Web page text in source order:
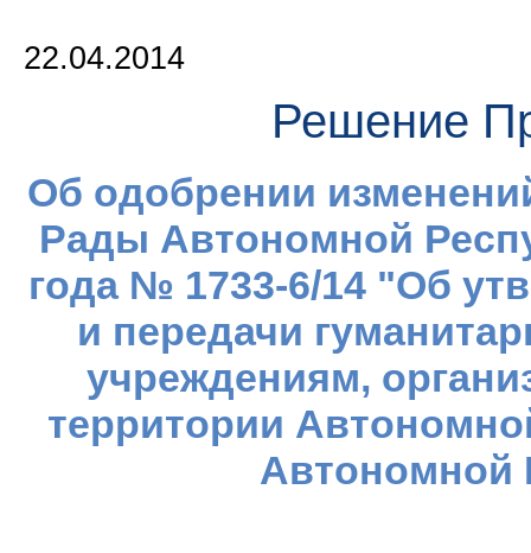
22.04.2014
Решение
Об одобрении
Рады Автономной
года № 1733-6/14 "Об
и передачи
учреждениям,
территории
Автономной